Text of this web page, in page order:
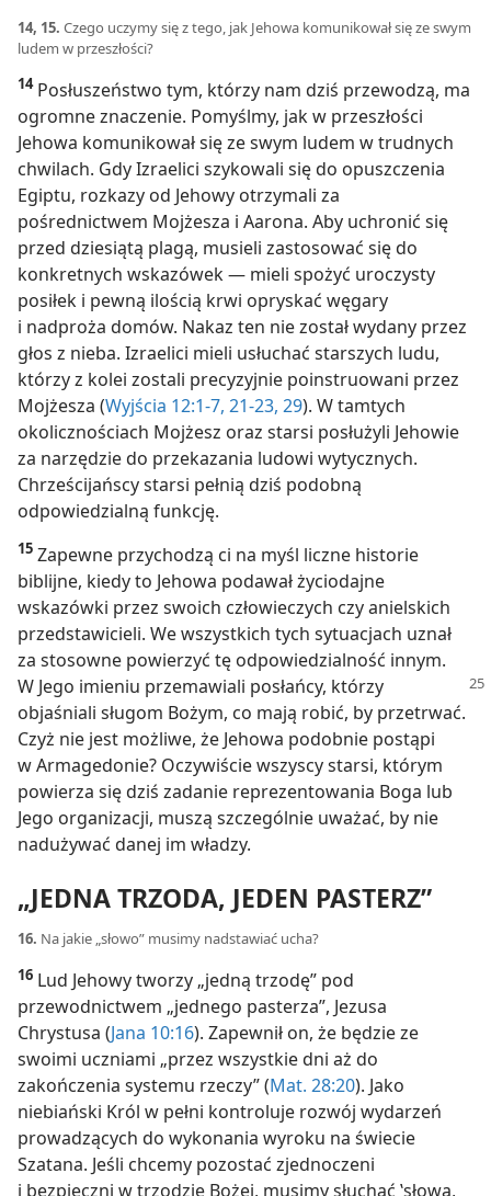
14, 15. Czego uczymy się z tego, jak Jehowa komunikował się ze swym
ludem w przeszłości?
14Posłuszeństwo tym, którzy nam dziś przewodzą, ma
ogromne znaczenie. Pomyślmy, jak w przeszłości
Jehowa komunikował się ze swym ludem w trudnych
chwilach. Gdy Izraelici szykowali się do opuszczenia
Egiptu, rozkazy od Jehowy otrzymali za
pośrednictwem Mojżesza i Aarona. Aby uchronić się
przed dziesiątą plagą, musieli zastosować się do
konkretnych wskazówek — mieli spożyć uroczysty
posiłek i pewną ilością krwi opryskać węgary
i nadproża domów. Nakaz ten nie został wydany przez
głos z nieba. Izraelici mieli usłuchać starszych ludu,
którzy z kolei zostali precyzyjnie poinstruowani przez
Mojżesza (Wyjścia 12:1-7, 21-23, 29). W tamtych
okolicznościach Mojżesz oraz starsi posłużyli Jehowie
za narzędzie do przekazania ludowi wytycznych.
Chrześcijańscy starsi pełnią dziś podobną
odpowiedzialną funkcję.
15 Zapewne przychodzą ci na myśl liczne historie
biblijne, kiedy to Jehowa podawał życiodajne
wskazówki przez swoich człowieczych czy anielskich
przedstawicieli. We wszystkich tych sytuacjach uznał
za stosowne powierzyć tę odpowiedzialność innym.
W Jego imieniu przemawiali posłańcy, którzy
objaśniali sługom Bożym, co mają robić, by przetrwać.
Czyż nie jest możliwe, że Jehowa podobnie postąpi
w Armagedonie? Oczywiście wszyscy starsi, którym
powierza się dziś zadanie reprezentowania Boga lub
Jego organizacji, muszą szczególnie uważać, by nie
nadużywać danej im władzy.
„JEDNA TRZODA, JEDEN PASTERZ”
16. Na jakie „słowo” musimy nadstawiać ucha?
16 Lud Jehowy tworzy „jedną trzodę” pod
przewodnictwem „jednego pasterza”, Jezusa
Chrystusa (Jana 10:16). Zapewnił on, że będzie ze
swoimi uczniami „przez wszystkie dni aż do
zakończenia systemu rzeczy” (Mat. 28:20). Jako
niebiański Król w pełni kontroluje rozwój wydarzeń
prowadzących do wykonania wyroku na świecie
Szatana. Jeśli chcemy pozostać zjednoczeni
i bezpieczni w trzodzie Bożej, musimy słuchać ‛słowa,